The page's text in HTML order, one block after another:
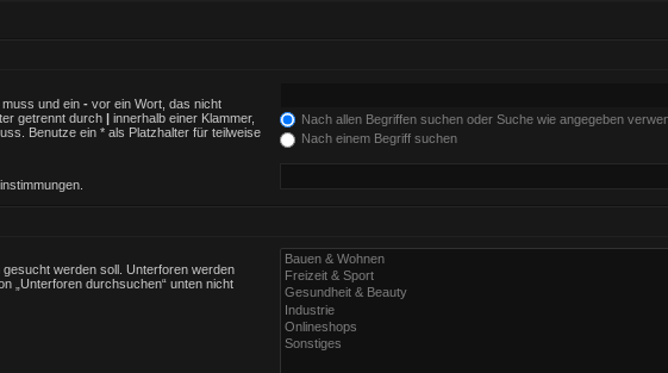
und ein - vor ein Wort, das nicht
getrennt durch | innerhalb einer Klammer,
Benutze ein * als Platzhalter für teilweise
Nach allen Begriffen suchen oder Suche wie angegeben
Nach einem Begriff suchen
werden soll. Unterforen werden
„Unterforen durchsuchen“ unten nicht